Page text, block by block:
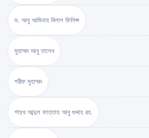
ড. আবু আমিনাহ বিলাল ফিলিপ্স
মুহাম্মদ আবু তালেব
শরীফ মুহাম্মদ
শায়খ আব্দুল ফাত্তাহ আবু গুদ্দাহ রহ.